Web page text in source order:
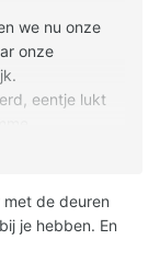
we nu onze
onze
eentje lukt
maar hoe
gebeurd er
de deuren
je hebben. En